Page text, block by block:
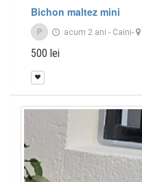
Bichon maltez mini
P acum 2 ani - Caini-
500 lei